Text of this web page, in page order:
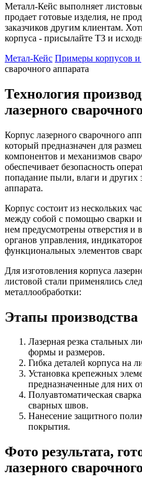
Металл-Кейс выполняет
продает готовые изделия, не
заказчиков другим клиентам.
корпуса - присылайте ТЗ и
Метал-Кейс Примеры корпусов и
сварочного аппарата
Технология
лазерного
Корпус лазерного сварочного
который предназначен для
компонентов и механизмов
обеспечивает безопасность
попадание пыли, влаги и других
аппарата.
Корпус состоит из нескольких
между собой с помощью сварки
нем предусмотрены отверстия и
органов управления,
функциональных элементов
Для изготовления корпуса
листовой стали применялись
металлообработки:
Этапы производства
Лазерная резка стальных
формы и размеров.
Гибка деталей корпуса на
Установка крепежных
предназначенные для них
Полуавтоматическая
сварных швов.
Нанесение защитного
покрытия.
Фото результата,
лазерного